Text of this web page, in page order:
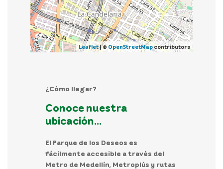
Leaflet| © OpenStreetMapcontributors
¿Cómo llegar?
Conoce nuestra
ubicación...
El Parque de los Deseos es
fácilmente accesible a través del
Metro de Medellín, Metroplús y rutas